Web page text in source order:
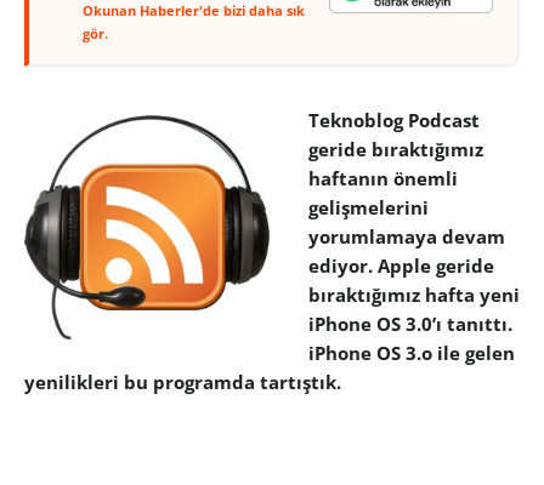
Okunan Haberler'de bizi daha sık
gör.
Teknoblog Podcast
geride bıraktığımız
haftanın önemli
gelişmelerini
yorumlamaya devam
ediyor. Apple geride
bıraktığımız hafta yeni
iPhone OS 3.0’ı tanıttı.
iPhone OS 3.o ile gelen
yenilikleri bu programda tartıştık.